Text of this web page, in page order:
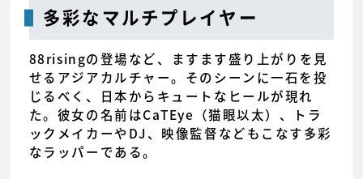
多彩なマルチプレイヤー
88risingの登場など、ますます盛り上がりを見
せるアジアカルチャー。そのシーンに一石を投
じるべく、日本からキュートなヒールが現れ
た。彼女の名前はCaTEye（猫眼以太）、トラ
ックメイカーやDJ、映像監督などもこなす多彩
なラッパーである。